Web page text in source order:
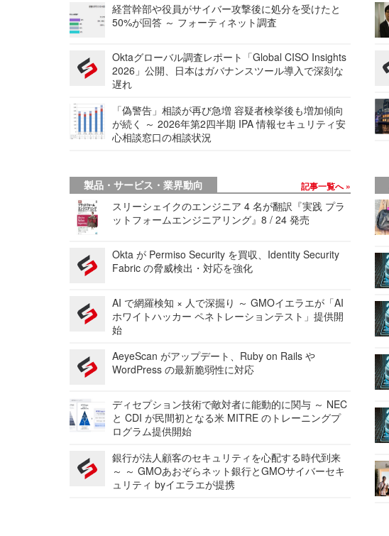
経営幹部や役員がサイバー攻撃後に処分を受けたと
50%が回答 ～ フォーティネット調査
Oktaグローバル調査レポート「Global CISO Insights
2026」公開、日本はガバナンスツール導入で深刻な
遅れ
「偽警告」相談が再び急増 容疑者検挙後も増加傾向
が続く ～ 2026年第2四半期 IPA 情報セキュリティ安
心相談窓口の相談状況
製品・サービス・業界動向 記事一覧へ
スリーシェイクのエンジニア 4 名が翻訳『実践 プラ
ットフォームエンジニアリング』8 / 24 発売
Okta が Permiso Security を買収、Identity Security
Fabric の脅威検出・対応を強化
AI で網羅検知 × 人で深掘り ～ GMOイエラエが「AI
ホワイトハッカー ペネトレーションテスト」提供開
始
AeyeScan がアップデート、Ruby on Rails や
WordPress の最新脆弱性に対応
ディセプション技術で敵対者に能動的に関与 ～ NEC
と CDI が民間初となる米 MITRE のトレーニングプ
ログラム提供開始
銀行が法人顧客のセキュリティを心配する時代到来
～ ～ GMOあおぞらネット銀行とGMOサイバーセキ
ュリティ byイエラエが提携